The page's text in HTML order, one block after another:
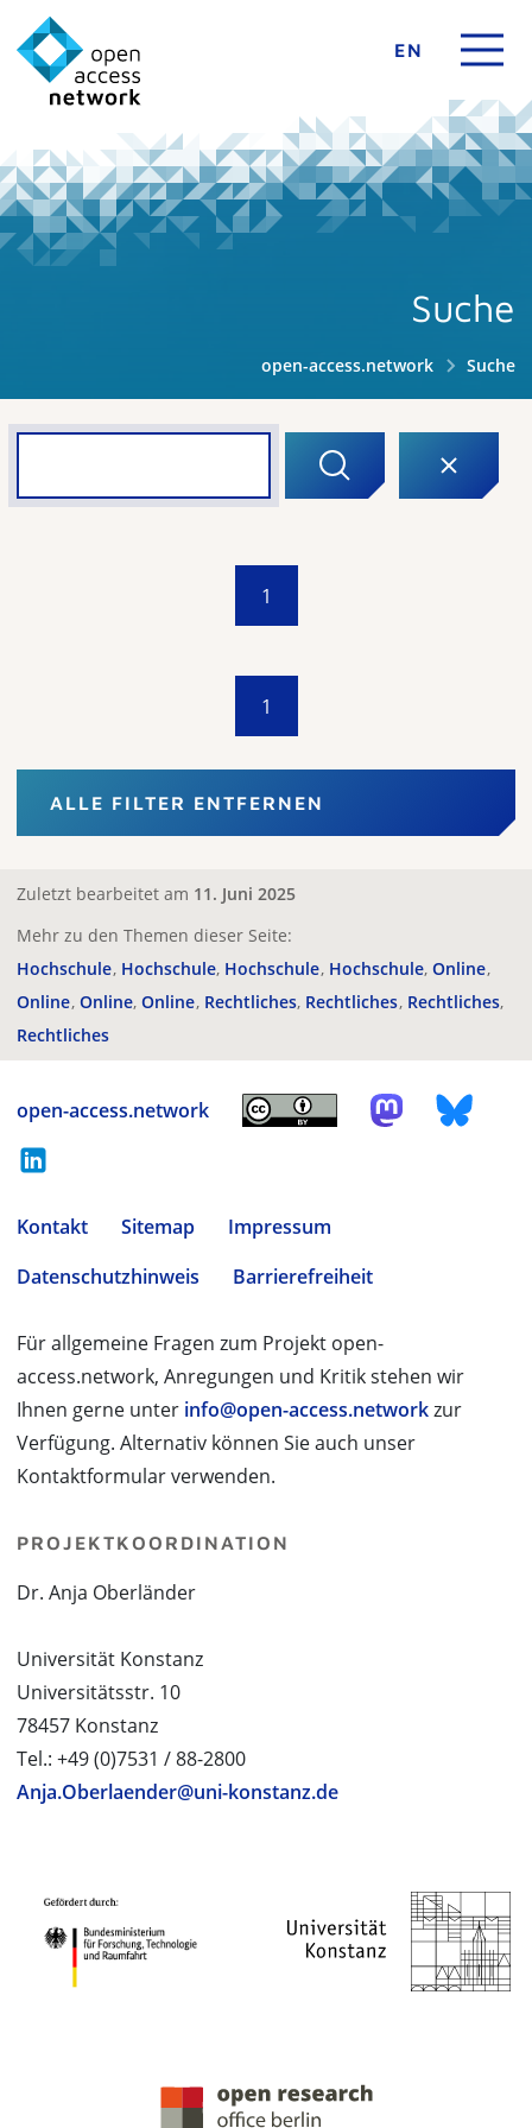
EN
Suche
open-access.network Suche
1
1
ALLE FILTER ENTFERNEN
Zuletzt bearbeitet am 11. Juni 2025
Mehr zu den Themen dieser Seite:
Hochschule Hochschule Hochschule Hochschule Online
Online Online Online Rechtliches Rechtliches Rechtliches
Rechtliches
open-access.network
Kontakt Sitemap
Impressum
Datenschutzhinweis
Barrierefreiheit
Für allgemeine Fragen zum Projekt open-
access.network, Anregungen und Kritik stehen wir
Ihnen gerne unter info@open-access.networkzur
Verfügung. Alternativ können Sie auch unser
Kontaktformular verwenden.
PROJEKTKOORDINATION
Dr. Anja Oberländer
Universität Konstanz
Universitätsstr. 10
78457 Konstanz
Tel.: +49 (0)7531 / 88-2800
Anja.Oberlaender@uni-konstanz.de